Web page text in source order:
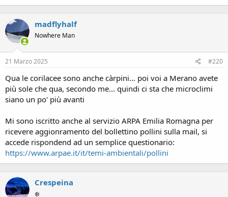
madflyhalf
Nowhere Man
21 Marzo 2025 #220
Qua le corilacee sono anche càrpini... poi voi a Merano avete
più sole che qua, secondo me... quindi ci sta che microclimi
siano un po' più avanti
Mi sono iscritto anche al servizio ARPA Emilia Romagna per
ricevere aggionramento del bollettino pollini sulla mail, si
accede rispondend ad un semplice questionario:
https://www.arpae.it/it/temi-ambientali/pollini
Crespeina
❄️